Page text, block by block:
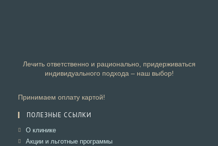
Лечить ответственно и рационально, придерживаться
индивидуального подхода – наш выбор!
Принимаем оплату картой!
ПОЛЕЗНЫЕ ССЫЛКИ
О клиникеОткроется
в
Акции и льготные программыОткроется